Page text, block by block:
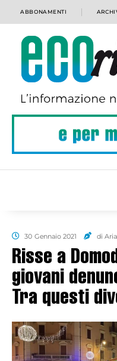
ABBONAMENTI
30 Gennaio 2021 di
Risse a
giovani
Tra questi